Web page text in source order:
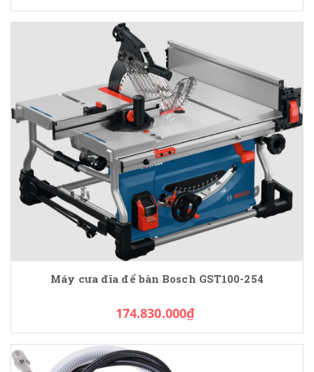
Máy cưa đĩa để bàn Bosch GST100-254
174.830.000₫